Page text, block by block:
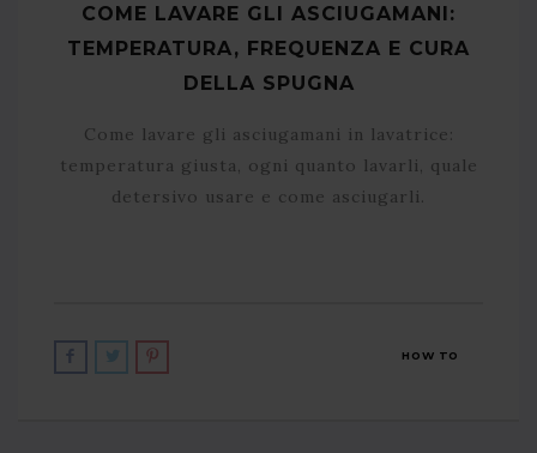
COME LAVARE GLI ASCIUGAMANI:
TEMPERATURA, FREQUENZA E CURA
DELLA SPUGNA
Come lavare gli asciugamani in lavatrice:
temperatura giusta, ogni quanto lavarli, quale
detersivo usare e come asciugarli.
HOW TO